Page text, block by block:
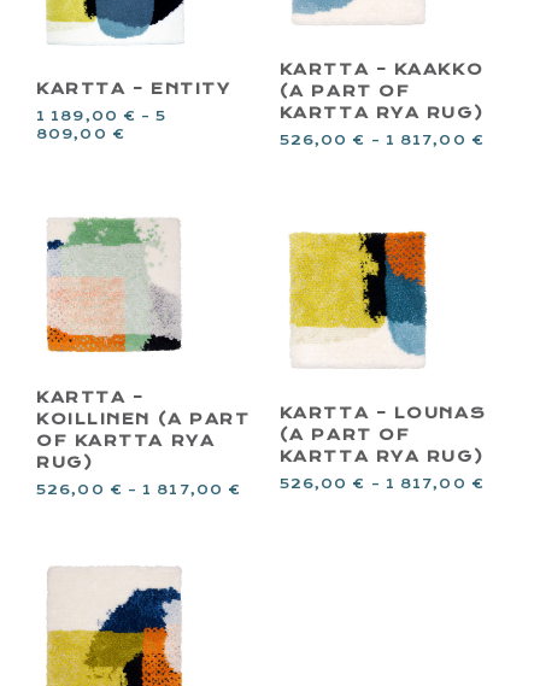
KARTTA – ENTITY
1 189,00 € –5
809,00 €
KARTTA – KAAKKO
(A PART OF
KARTTA RYA RUG)
526,00 € – 1 817,00 €
KARTTA –
KOILLINEN (A PART
OF KARTTA RYA
RUG)
526,00 € – 1 817,00 €
KARTTA – LOUNAS
(A PART OF
KARTTA RYA RUG)
526,00 € – 1 817,00 €